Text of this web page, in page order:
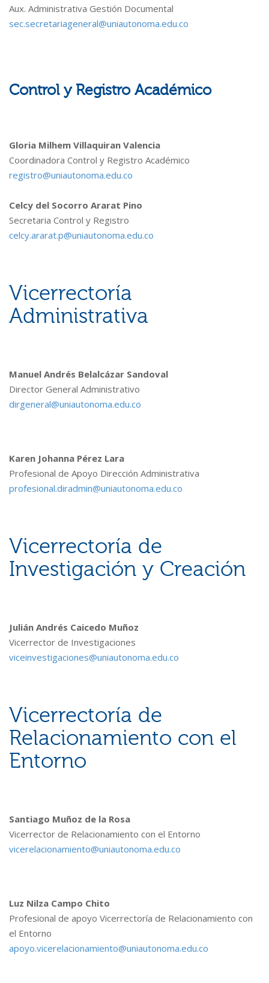
Aux. Administrativa Gestión Documental
sec.secretariageneral@uniautonoma.edu.co
Control y Registro Académico
Gloria Milhem Villaquiran Valencia
Coordinadora Control y Registro Académico
registro@uniautonoma.edu.co
Celcy del Socorro Ararat Pino
Secretaria Control y Registro
celcy.ararat.p@uniautonoma.edu.co
Vicerrectoría
Administrativa
Manuel Andrés Belalcázar Sandoval
Director General Administrativo
dirgeneral@uniautonoma.edu.co
Karen Johanna Pérez Lara
Profesional de Apoyo Dirección Administrativa
profesional.diradmin@uniautonoma.edu.co
Vicerrectoría de
Investigación y Creación
Julián Andrés Caicedo Muñoz
Vicerrector de Investigaciones
viceinvestigaciones@uniautonoma.edu.co
Vicerrectoría de
Relacionamiento con el
Entorno
Santiago Muñoz de la Rosa
Vicerrector de Relacionamiento con el Entorno
vicerelacionamiento@uniautonoma.edu.co
Luz Nilza Campo Chito
Profesional de apoyo Vicerrectoría de Relacionamiento con
el Entorno
apoyo.vicerelacionamiento@uniautonoma.edu.co